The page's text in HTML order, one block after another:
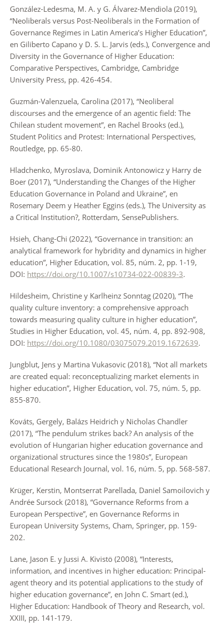
González-Ledesma, M. A. y G. Álvarez-Mendiola (2019),
“Neoliberals versus Post-Neoliberals in the Formation of
Governance Regimes in Latin America’s Higher Education”,
en Giliberto Capano y D. S. L. Jarvis (eds.), Convergence and
Diversity in the Governance of Higher Education:
Comparative Perspectives, Cambridge, Cambridge
University Press, pp. 426-454.
Guzmán-Valenzuela, Carolina (2017), “Neoliberal
discourses and the emergence of an agentic field: The
Chilean student movement”, en Rachel Brooks (ed.),
Student Politics and Protest: International Perspectives,
Routledge, pp. 65-80.
Hladchenko, Myroslava, Dominik Antonowicz y Harry de
Boer (2017), “Understanding the Changes of the Higher
Education Governance in Poland and Ukraine”, en
Rosemary Deem y Heather Eggins (eds.), The University as
a Critical Institution?, Rotterdam, SensePublishers.
Hsieh, Chang-Chi (2022), “Governance in transition: an
analytical framework for hybridity and dynamics in higher
education”, Higher Education, vol. 85, núm. 2, pp. 1-19,
DOI: https://doi.org/10.1007/s10734-022-00839-3.
Hildesheim, Christine y Karlheinz Sonntag (2020), “The
quality culture inventory: a comprehensive approach
towards measuring quality culture in higher education”,
Studies in Higher Education, vol. 45, núm. 4, pp. 892-908,
DOI: https://doi.org/10.1080/03075079.2019.1672639.
Jungblut, Jens y Martina Vukasovic (2018), “Not all markets
are created equal: reconceptualizing market elements in
higher education”, Higher Education, vol. 75, núm. 5, pp.
855-870.
Kováts, Gergely, Balázs Heidrich y Nicholas Chandler
(2017), “The pendulum strikes back? An analysis of the
evolution of Hungarian higher education governance and
organizational structures since the 1980s”, European
Educational Research Journal, vol. 16, núm. 5, pp. 568-587.
Krüger, Kerstin, Montserrat Parellada, Daniel Samoilovich y
Andrée Sursock (2018), “Governance Reforms from a
European Perspective”, en Governance Reforms in
European University Systems, Cham, Springer, pp. 159-
202.
Lane, Jason E. y Jussi A. Kivistö (2008), “Interests,
information, and incentives in higher education: Principal-
agent theory and its potential applications to the study of
higher education governance”, en John C. Smart (ed.),
Higher Education: Handbook of Theory and Research, vol.
XXIII, pp. 141-179.